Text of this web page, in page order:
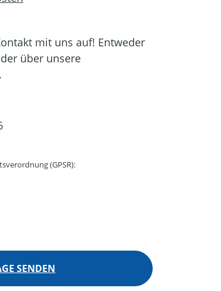
mit uns auf! Entweder
über unsere
(GPSR):
SENDEN